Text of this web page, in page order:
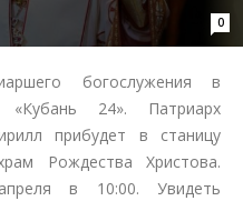
0
богослужения в
24». Патриарх
прибудет в станицу
Рождества Христова.
в 10:00. Увидеть